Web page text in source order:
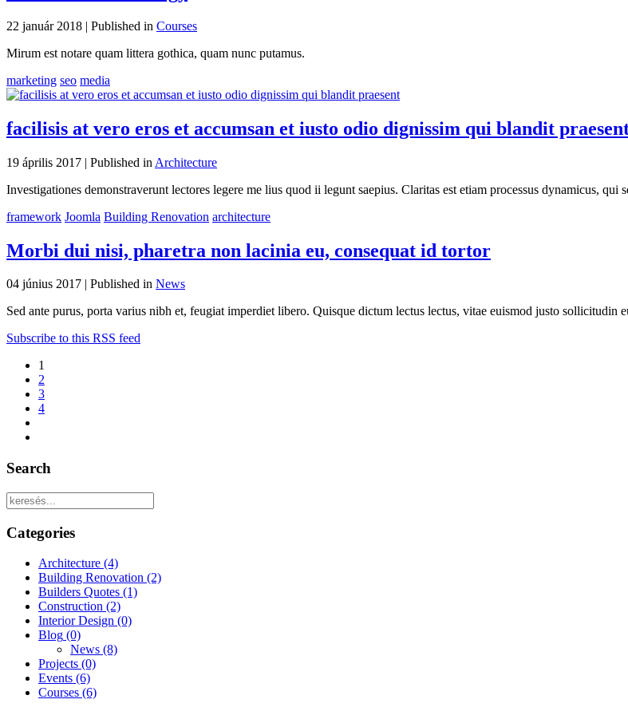
22 január 2018 | Published in Courses
Mirum est notare quam littera gothica, quam nunc putamus.
marketing seo media
facilisis at vero eros et accumsan et iusto odio dignissim qui blandit
19 április 2017 | Published in Architecture
Investigationes demonstraverunt lectores legere me lius quod ii legunt saepius. Claritas est etiam processus dynamicus,
framework Joomla Building Renovation architecture
Morbi dui nisi, pharetra non lacinia eu, consequat id tortor
04 június 2017 | Published in News
Sed ante purus, porta varius nibh et, feugiat imperdiet libero. Quisque dictum lectus lectus, vitae euismod justo
Subscribe to this RSS feed
1
2
3
4
Search
Categories
Architecture (4)
Building Renovation (2)
Builders Quotes (1)
Construction (2)
Interior Design (0)
Blog (0)
News (8)
Projects (0)
Events (6)
Courses (6)